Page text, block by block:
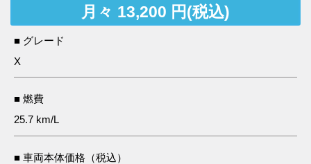
月々 13,200 円(税込)
■ グレード
X
■ 燃費
25.7 km/L
■ 車両本体価格（税込）